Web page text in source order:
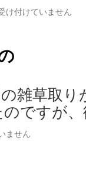
け付けていません
雑草取り
のですが
ません